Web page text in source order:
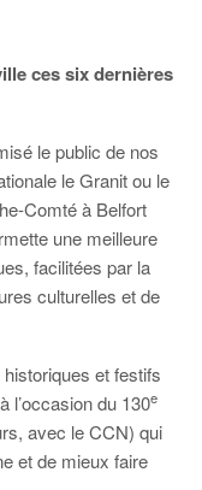
ces six dernières
le public de nos
le Granit ou le
Comté à Belfort
une meilleure
facilitées par la
culturelles et de
et festifs
l’occasion du 130e
avec le CCN) qui
et de mieux faire